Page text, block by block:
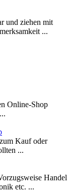
und ziehen mit
...
Online-Shop
Kauf oder
...
Handel
etc. ...